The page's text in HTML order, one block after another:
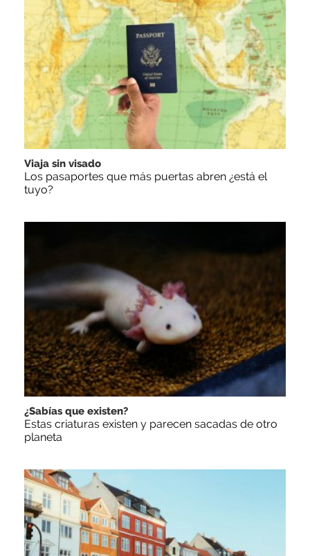
Viaja sin visado
Los pasaportes que más puertas abren ¿está el
tuyo?
¿Sabías que existen?
Estas criaturas existen y parecen sacadas de otro
planeta